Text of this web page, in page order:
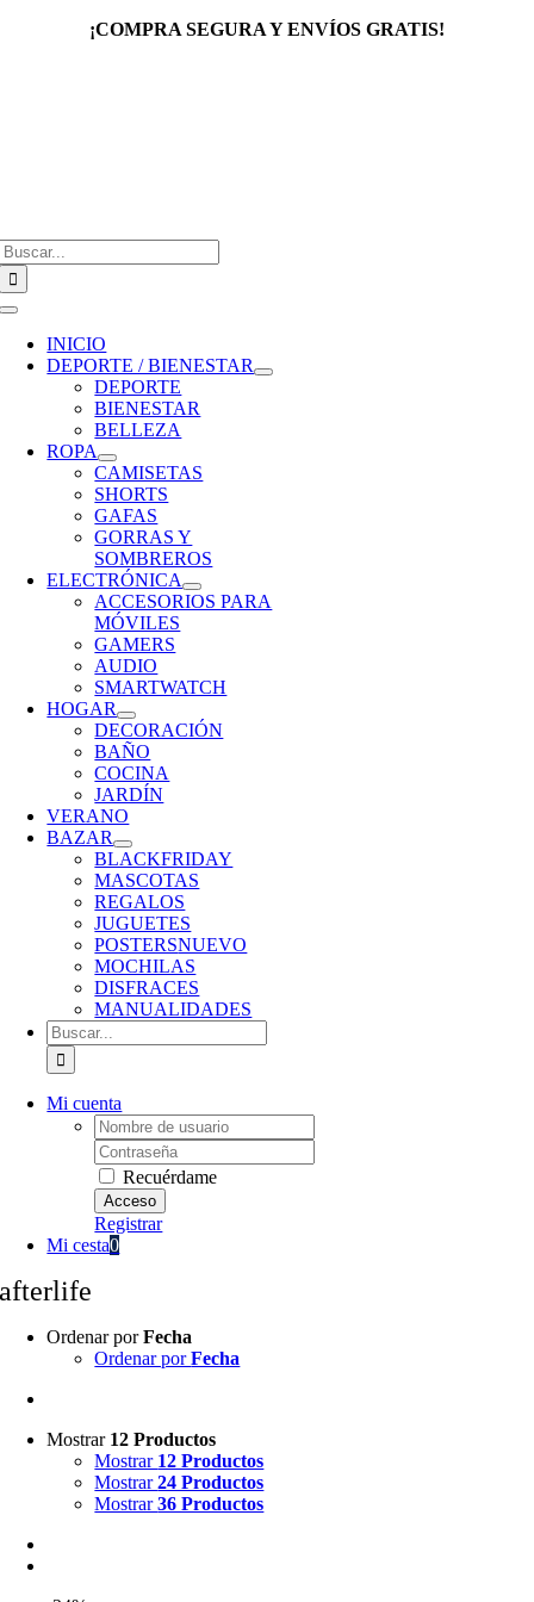
¡COMPRA SEGURA Y ENVÍOS GRATIS!
Toggle
Navigation
INICIO
DEPORTE / BIENESTAR
DEPORTE
BIENESTAR
BELLEZA
ROPA
CAMISETAS
SHORTS
GAFAS
GORRAS Y
SOMBREROS
ELECTRÓNICA
ACCESORIOS PARA
MÓVILES
GAMERS
AUDIO
SMARTWATCH
HOGAR
DECORACIÓN
BAÑO
COCINA
JARDÍN
VERANO
BAZAR
BLACKFRIDAY
MASCOTAS
REGALOS
JUGUETES
POSTERSNUEVO
MOCHILAS
DISFRACES
MANUALIDADES
Buscar:
Mi cuenta
Username:
Password:
Recuérdame
Registrar
Mi cesta0
afterlife
Ordenar porFecha
Ordenar porFecha
Mostrar 12 Productos
Mostrar 12 Productos
Mostrar24 Productos
Mostrar36 Productos